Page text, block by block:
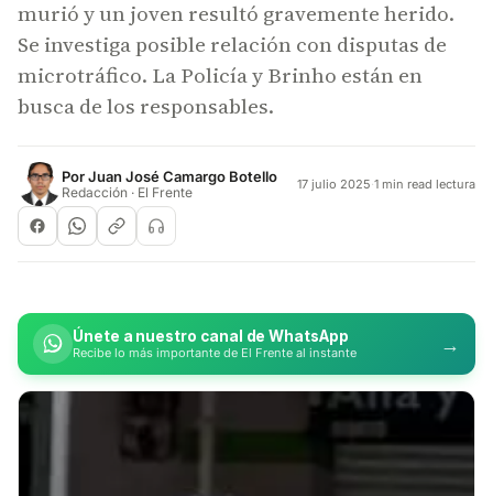
murió y un joven resultó gravemente herido.
Se investiga posible relación con disputas de
microtráfico. La Policía y Brinho están en
busca de los responsables.
PorJuan José Camargo Botello
Redacción · El Frente 17 julio 2025·1 min read lectura
Únete a nuestro canal de WhatsApp
Recibe lo más importante de El Frente al instante →